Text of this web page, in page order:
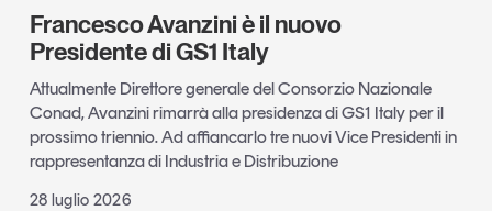
Francesco Avanzini è il nuovo
Presidente di GS1 Italy
Attualmente Direttore generale del Consorzio Nazionale
Conad, Avanzini rimarrà alla presidenza di GS1 Italy per il
prossimo triennio. Ad affiancarlo tre nuovi Vice Presidenti in
rappresentanza di Industria e Distribuzione
28 luglio 2026